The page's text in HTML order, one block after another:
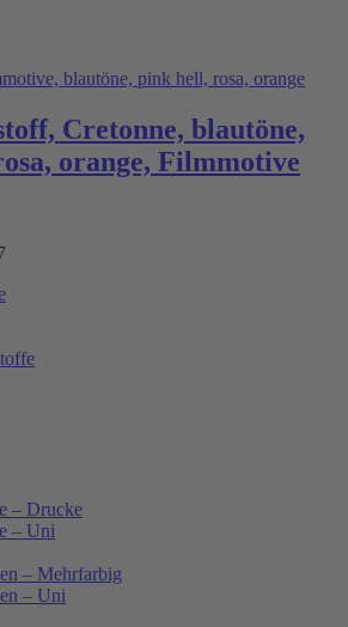
Cretonne, blautöne,
orange, Filmmotive
– Drucke
– Uni
– Mehrfarbig
– Uni